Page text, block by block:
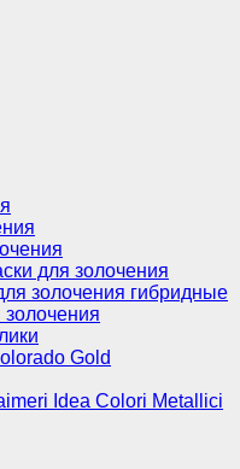
для золочения
золочения гибридные
Gold
Idea Colori Metallici